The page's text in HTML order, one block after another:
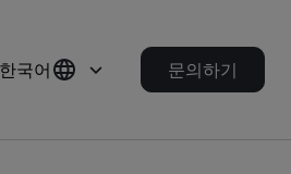
국어 문의하기